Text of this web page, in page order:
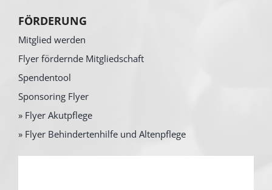
FÖRDERUNG
Mitglied werden
Flyer fördernde Mitgliedschaft
Spendentool
Sponsoring Flyer
» Flyer Akutpflege
» Flyer Behindertenhilfe und Altenpflege